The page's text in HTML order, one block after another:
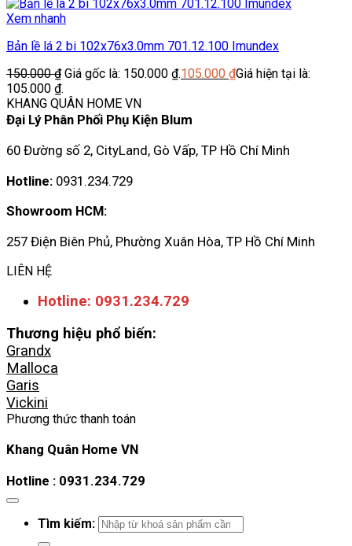
Xem nhanh
Bản lề lá 2 bi 102x76x3.0mm 701.12.100 Imundex
150.000₫ Giá gốc là: 150.000 ₫.105.000 ₫Giá hiện tại là:
105.000 ₫.
KHANG QUÂN HOME VN
Đại Lý Phân Phối Phụ Kiện Blum
60 Đường số 2, CityLand, Gò Vấp, TP Hồ Chí Minh
Hotline: 0931.234.729
Showroom HCM:
257 Điện Biên Phủ, Phường Xuân Hòa, TP Hồ Chí Minh
LIÊN HỆ
Hotline: 0931.234.729
Thương hiệu phổ biến:
Grandx
Malloca
Garis
Vickini
Phương thức thanh toán
Khang Quân Home VN
Hotline : 0931.234.729
Tìm kiếm: